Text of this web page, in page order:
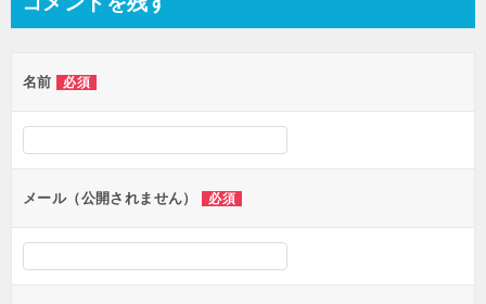
コメントを残す
名前 必須
メール（公開されません） 必須